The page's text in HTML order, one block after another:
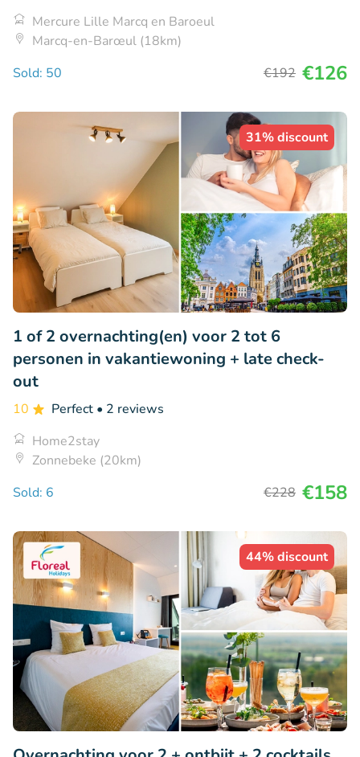
Mercure Lille Marcq en Baroeul
Marcq-en-Barœul (18km)
Sold: 50
€192 €126
31% discount
1 of 2 overnachting(en) voor 2 tot 6
personen in vakantiewoning + late check-
out
10 Perfect • 2 reviews
Home2stay
Zonnebeke (20km)
Sold: 6
€228 €158
44% discount